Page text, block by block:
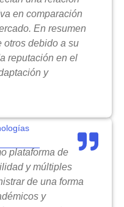
en comparación
En resumen
otros debido a su
reputación en el
y
plataforma de
y múltiples
de una forma
y